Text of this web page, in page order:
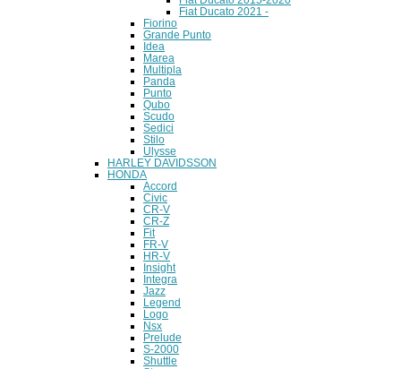
Fiat Ducato 2021 -
Fiorino
Grande Punto
Idea
Marea
Multipla
Panda
Punto
Qubo
Scudo
Sedici
Stilo
Ulysse
HARLEY DAVIDSSON
HONDA
Accord
Civic
CR-V
CR-Z
Fit
FR-V
HR-V
Insight
Integra
Jazz
Legend
Logo
Nsx
Prelude
S-2000
Shuttle